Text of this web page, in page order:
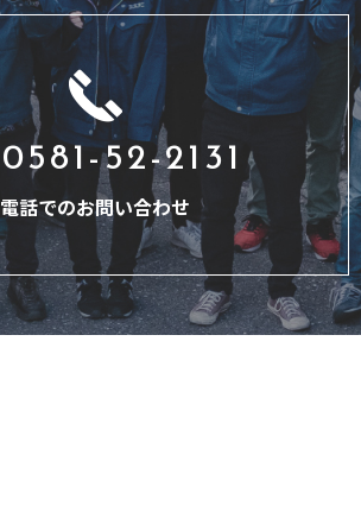
0581-52-2131
電話でのお問い合わせ